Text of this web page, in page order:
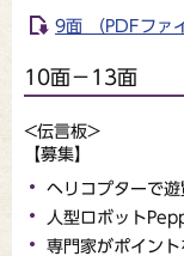
9面 （PDFファ
10面－13面
<伝言板>
【募集】
ヘリコプターで遊
人型ロボット
専門家がポイン